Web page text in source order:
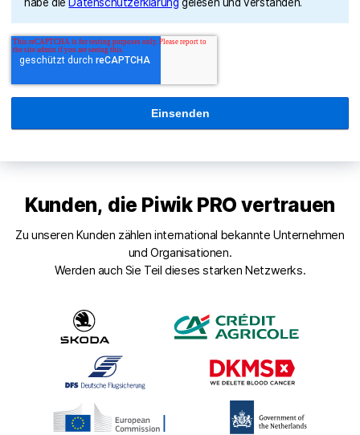
habe die Datenschutzerklärung gelesen und verstanden.
Kunden, die Piwik PRO vertrauen
Zu unseren Kunden zählen international bekannte Unternehmen
und Organisationen.
Werden auch Sie Teil dieses starken Netzwerks.